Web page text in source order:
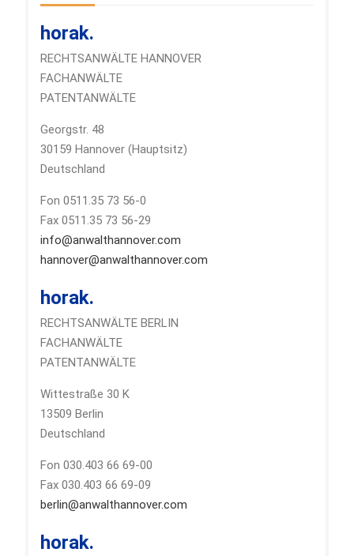
horak.
RECHTSANWÄLTE HANNOVER
FACHANWÄLTE
PATENTANWÄLTE
Georgstr. 48
30159 Hannover (Hauptsitz)
Deutschland
Fon 0511.35 73 56-0
Fax 0511.35 73 56-29
info@anwalthannover.com
hannover@anwalthannover.com
horak.
RECHTSANWÄLTE BERLIN
FACHANWÄLTE
PATENTANWÄLTE
Wittestraße 30 K
13509 Berlin
Deutschland
Fon 030.403 66 69-00
Fax 030.403 66 69-09
berlin@anwalthannover.com
horak.